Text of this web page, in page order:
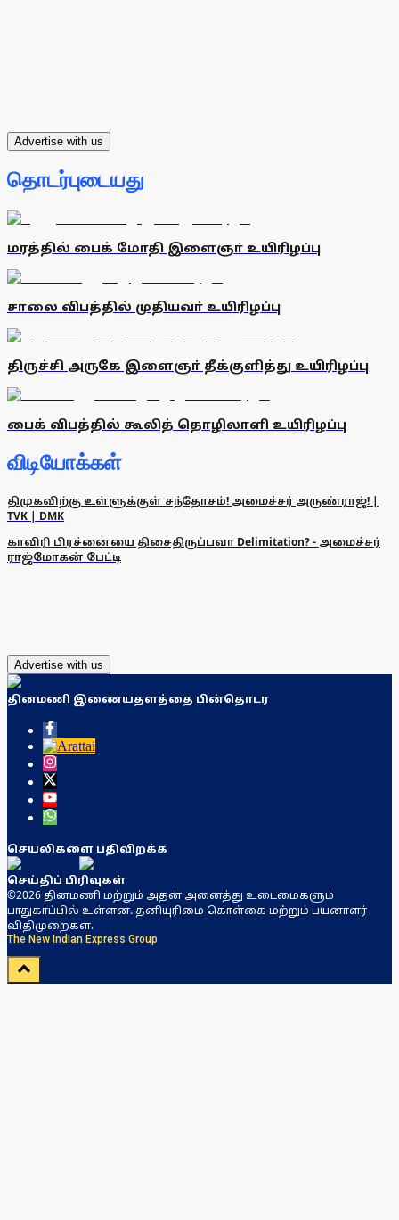
Advertise with us
தொடர்புடையது
மரத்தில் பைக் மோதி இளைஞா் உயிரிழப்பு
சாலை விபத்தில் முதியவா் உயிரிழப்பு
திருச்சி அருகே இளைஞா் தீக்குளித்து உயிரிழப்பு
பைக் விபத்தில் கூலித் தொழிலாளி உயிரிழப்பு
விடியோக்கள்
திமுகவிற்கு உள்ளுக்குள் சந்தோசம்! அமைச்சர் அருண்ராஜ்! |
TVK | DMK
காவிரி பிரச்னையை திசைதிருப்பவா Delimitation? - அமைச்சர்
ராஜ்மோகன் பேட்டி
Advertise with us
தினமணி இணையதளத்தை பின்தொடர
செயலிகளை பதிவிறக்க
செய்திப் பிரிவுகள்
©2026 தினமணி மற்றும் அதன் அனைத்து உடைமைகளும்
பாதுகாப்பில் உள்ளன. தனியுரிமை கொள்கை மற்றும் பயனாளர்
விதிமுறைகள்.
The New Indian Express Group